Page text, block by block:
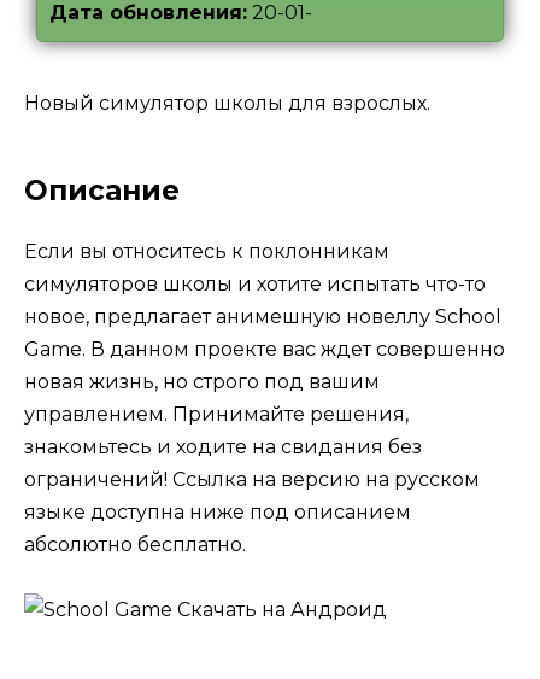
Дата обновления: 20-01-
Новый симулятор школы для взрослых.
Описание
Если вы относитесь к поклонникам
симуляторов школы и хотите испытать что-то
новое, предлагает анимешную новеллу School
Game. В данном проекте вас ждет совершенно
новая жизнь, но строго под вашим
управлением. Принимайте решения,
знакомьтесь и ходите на свидания без
ограничений! Ссылка на версию на русском
языке доступна ниже под описанием
абсолютно бесплатно.